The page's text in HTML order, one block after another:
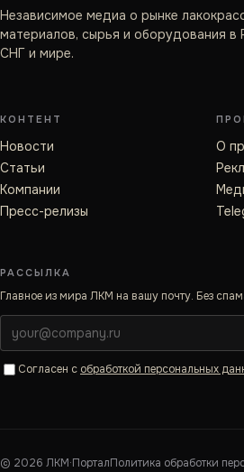
Независимое медиа о рынке
материалов, сырья и оборудования в
СНГ и мире.
КОНТЕНТ
Новости
Статьи
Компании
Пресс-релизы
О
РАССЫЛКА
Главное из мира ЛКМ на вашу почту. Без
Согласен с обработкой персональных
© 2026 ЛКМ·ПорталПолитика обработки